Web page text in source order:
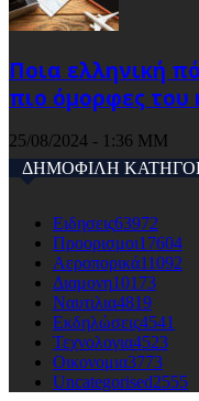
Ποια ελληνική
πιο όμορφες του
25/08/2024 - 1:36 ΜΜ
ΔΗΜΟΦΙΛΗ
Ειδησεις63972
Προορισμοι17604
Αεροπορικά11092
Διαμονη10173
Ναυτιλια4819
Εκδηλώσεις4541
Τεχνολογια4523
Οικονομια3773
Uncategorised2555